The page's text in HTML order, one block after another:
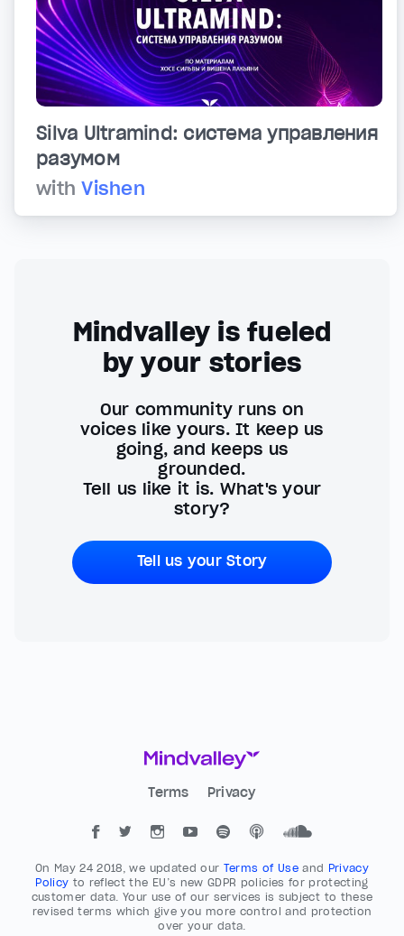
Silva Ultramind: система управления
разумом
withVishen
Mindvalley is fueled
by your stories
Our community runs on
voices like yours. It keep us
going, and keeps us
grounded.
Tell us like it is. What's your
story?
Tell us your Story
Terms Privacy
On May 24 2018, we updated our Terms of Useand Privacy
Policy to reflect the EU’s new GDPR policies for protecting
customer data. Your use of our services is subject to these
revised terms which give you more control and protection
over your data.